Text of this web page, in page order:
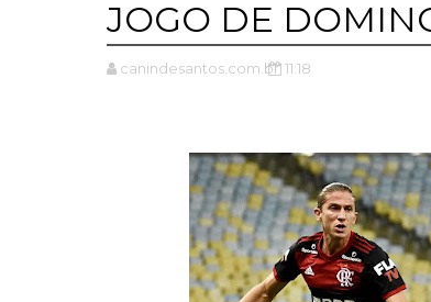
JOGO DE
canindesantos.com.br 11:18